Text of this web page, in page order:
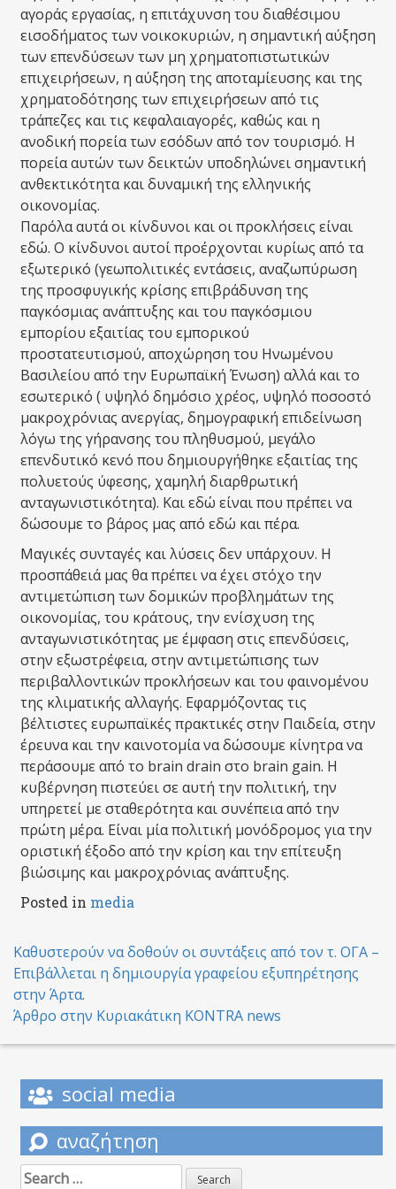
αγοράς εργασίας, η επιτάχυνση του διαθέσιμου
εισοδήματος των νοικοκυριών, η σημαντική αύξηση
των επενδύσεων των μη χρηματοπιστωτικών
επιχειρήσεων, η αύξηση της αποταμίευσης και της
χρηματοδότησης των επιχειρήσεων από τις
τράπεζες και τις κεφαλαιαγορές, καθώς και η
ανοδική πορεία των εσόδων από τον τουρισμό. Η
πορεία αυτών των δεικτών υποδηλώνει σημαντική
ανθεκτικότητα και δυναμική της ελληνικής
οικονομίας.
Παρόλα αυτά οι κίνδυνοι και οι προκλήσεις είναι
εδώ. Ο κίνδυνοι αυτοί προέρχονται κυρίως από τα
εξωτερικό (γεωπολιτικές εντάσεις, αναζωπύρωση
της προσφυγικής κρίσης επιβράδυνση της
παγκόσμιας ανάπτυξης και του παγκόσμιου
εμπορίου εξαιτίας του εμπορικού
προστατευτισμού, αποχώρηση του Ηνωμένου
Βασιλείου από την Ευρωπαϊκή Ένωση) αλλά και το
εσωτερικό ( υψηλό δημόσιο χρέος, υψηλό ποσοστό
μακροχρόνιας ανεργίας, δημογραφική επιδείνωση
λόγω της γήρανσης του πληθυσμού, μεγάλο
επενδυτικό κενό που δημιουργήθηκε εξαιτίας της
πολυετούς ύφεσης, χαμηλή διαρθρωτική
ανταγωνιστικότητα). Και εδώ είναι που πρέπει να
δώσουμε το βάρος μας από εδώ και πέρα.
Μαγικές συνταγές και λύσεις δεν υπάρχουν. Η
προσπάθειά μας θα πρέπει να έχει στόχο την
αντιμετώπιση των δομικών προβλημάτων της
οικονομίας, του κράτους, την ενίσχυση της
ανταγωνιστικότητας με έμφαση στις επενδύσεις,
στην εξωστρέφεια, στην αντιμετώπισης των
περιβαλλοντικών προκλήσεων και του φαινομένου
της κλιματικής αλλαγής. Εφαρμόζοντας τις
βέλτιστες ευρωπαϊκές πρακτικές στην Παιδεία, στην
έρευνα και την καινοτομία να δώσουμε κίνητρα να
περάσουμε από το brain drain στο brain gain. Η
κυβέρνηση πιστεύει σε αυτή την πολιτική, την
υπηρετεί με σταθερότητα και συνέπεια από την
πρώτη μέρα. Είναι μία πολιτική μονόδρομος για την
οριστική έξοδο από την κρίση και την επίτευξη
βιώσιμης και μακροχρόνιας ανάπτυξης.
Posted in media
Post
navigation
Καθυστερούν να δοθούν οι συντάξεις από τον τ. ΟΓΑ –
Επιβάλλεται η δημιουργία γραφείου εξυπηρέτησης
στην Άρτα.
Άρθρο στην Κυριακάτικη KONTRA news
social media
αναζήτηση
Search